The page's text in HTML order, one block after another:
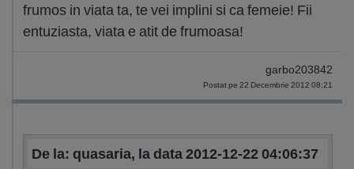
frumos in viata ta, te vei implini si ca femeie! Fii
entuziasta, viata e atit de frumoasa!
garbo203842
Postat pe 22 Decembrie 2012 08:21
De la: quasaria, la data 2012-12-22 04:06:37